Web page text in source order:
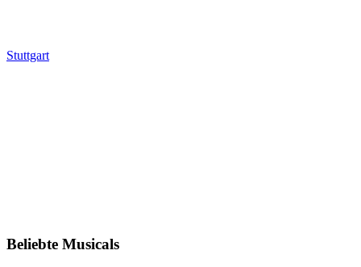
Stuttgart
Beliebte Musicals